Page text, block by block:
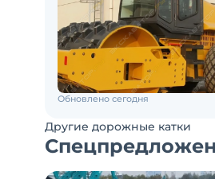
Обновлено сегодня
Другие дорожные катки